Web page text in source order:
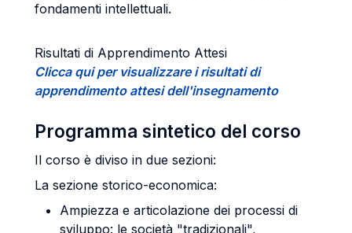
fondamenti intellettuali.
Risultati di Apprendimento Attesi
Clicca qui per visualizzare i risultati di
apprendimento attesi dell'insegnamento
Programma sintetico del corso
Il corso è diviso in due sezioni:
La sezione storico-economica:
Ampiezza e articolazione dei processi di
sviluppo: le società "tradizionali",